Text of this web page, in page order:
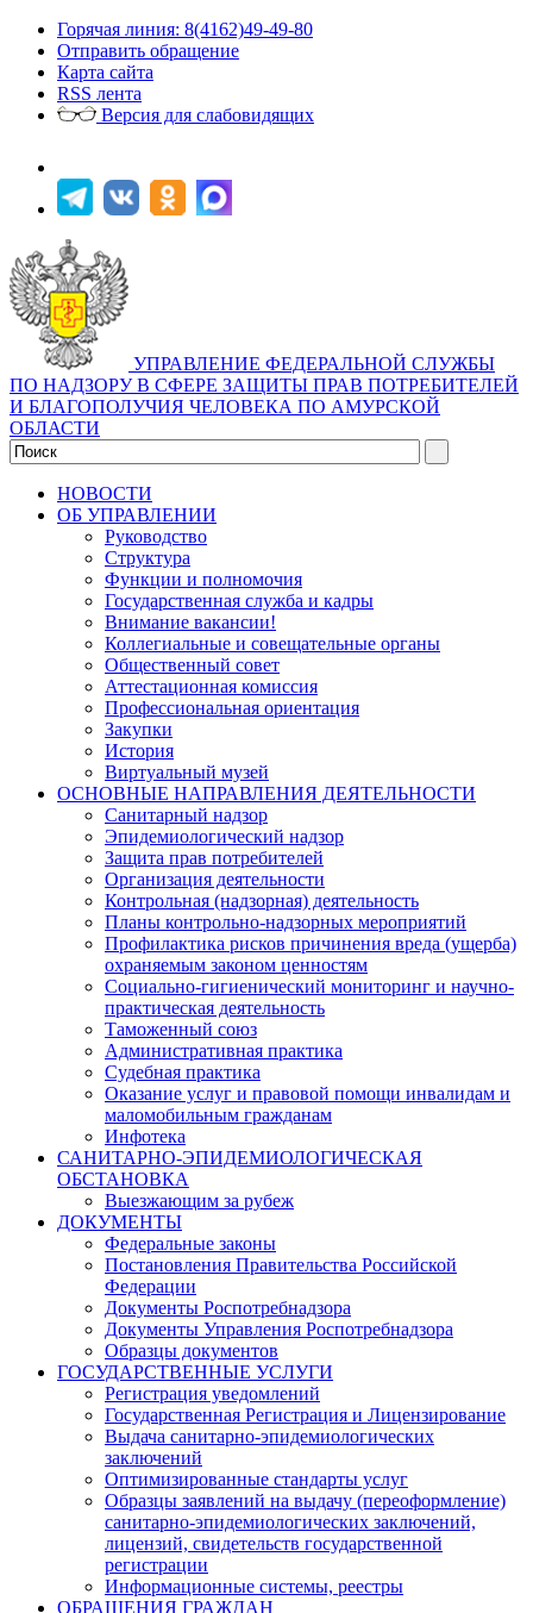
Горячая линия: 8(4162)49-49-80
Отправить обращение
Карта сайта
RSS лента
Версия для слабовидящих
УПРАВЛЕНИЕ ФЕДЕРАЛЬНОЙ СЛУЖБЫ
ПО НАДЗОРУ В СФЕРЕ ЗАЩИТЫ ПРАВ ПОТРЕБИТЕЛЕЙ
И БЛАГОПОЛУЧИЯ ЧЕЛОВЕКА ПО АМУРСКОЙ
ОБЛАСТИ
НОВОСТИ
ОБ УПРАВЛЕНИИ
Руководство
Структура
Функции и полномочия
Государственная служба и кадры
Внимание вакансии!
Коллегиальные и совещательные органы
Общественный совет
Аттестационная комиссия
Профессиональная ориентация
Закупки
История
Виртуальный музей
ОСНОВНЫЕ НАПРАВЛЕНИЯ ДЕЯТЕЛЬНОСТИ
Санитарный надзор
Эпидемиологический надзор
Защита прав потребителей
Организация деятельности
Контрольная (надзорная) деятельность
Планы контрольно-надзорных мероприятий
Профилактика рисков причинения вреда (ущерба)
охраняемым законом ценностям
Социально-гигиенический мониторинг и научно-
практическая деятельность
Таможенный союз
Административная практика
Судебная практика
Оказание услуг и правовой помощи инвалидам и
маломобильным гражданам
Инфотека
САНИТАРНО-ЭПИДЕМИОЛОГИЧЕСКАЯ
ОБСТАНОВКА
Выезжающим за рубеж
ДОКУМЕНТЫ
Федеральные законы
Постановления Правительства Российской
Федерации
Документы Роспотребнадзора
Документы Управления Роспотребнадзора
Образцы документов
ГОСУДАРСТВЕННЫЕ УСЛУГИ
Регистрация уведомлений
Государственная Регистрация и Лицензирование
Выдача санитарно-эпидемиологических
заключений
Оптимизированные стандарты услуг
Образцы заявлений на выдачу (переоформление)
санитарно-эпидемиологических заключений,
лицензий, свидетельств государственной
регистрации
Информационные системы, реестры
ОБРАЩЕНИЯ ГРАЖДАН